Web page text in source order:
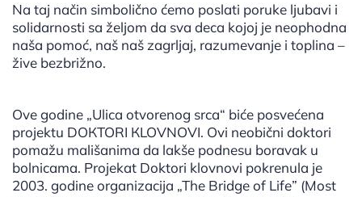
Na taj način simbolično ćemo poslati poruke ljubavi i
solidarnosti sa željom da sva deca kojoj je neophodna
naša pomoć, naš naš zagrljaj, razumevanje i toplina –
žive bezbrižno.
Ove godine „Ulica otvorenog srca“ biće posvećena
projektu DOКTORI КLOVNOVI. Ovi neobični doktori
pomažu mališanima da lakše podnesu boravak u
bolnicama. Projekat Doktori klovnovi pokrenula je
2003. godine organizacija „The Bridge of Life” (Most